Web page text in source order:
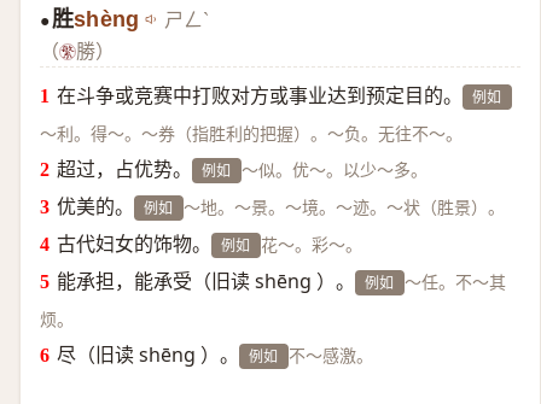
●胜shèng ㄕㄥˋ
（
勝）
在斗争或竞赛中打败对方或事业达到预定目的。
例如
～利。得～。～券（指胜利的把握）。～负。无往不～。
超过，占优势。 例如 ～似。优～。以少～多。
优美的。 例如 ～地。～景。～境。～迹。～状（胜景）。
古代妇女的饰物。 例如 花～。彩～。
能承担，能承受（旧读 shēng ）。 例如 ～任。不～其
烦。
尽（旧读 shēng ）。 例如 不～感激。